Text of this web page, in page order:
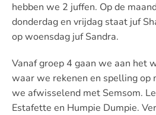
hebben we 2 juffen. Op de
donderdag en vrijdag staat juf
op woensdag juf Sandra.
Vanaf groep 4 gaan we aan het
waar we rekenen en spelling op
we afwisselend met Semsom.
Estafette en Humpie Dumpie.